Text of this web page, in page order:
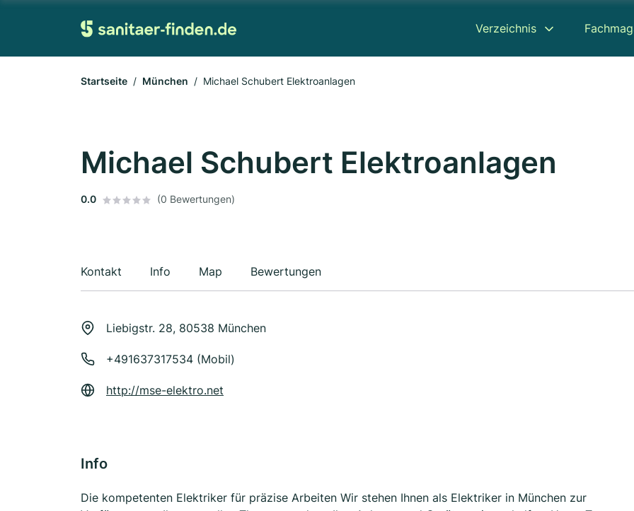
Verzeichnis
Startseite München Michael Schubert Elektroanlagen
Michael Schubert Elektroanlagen
0.0 (0 Bewertungen)
Kontakt Info Map Bewertungen
Liebigstr. 28, 80538 München
+491637317534 (Mobil)
http://mse-elektro.net
Info
Die kompetenten Elektriker für präzise Arbeiten Wir stehen Ihnen als Elektriker in München zur